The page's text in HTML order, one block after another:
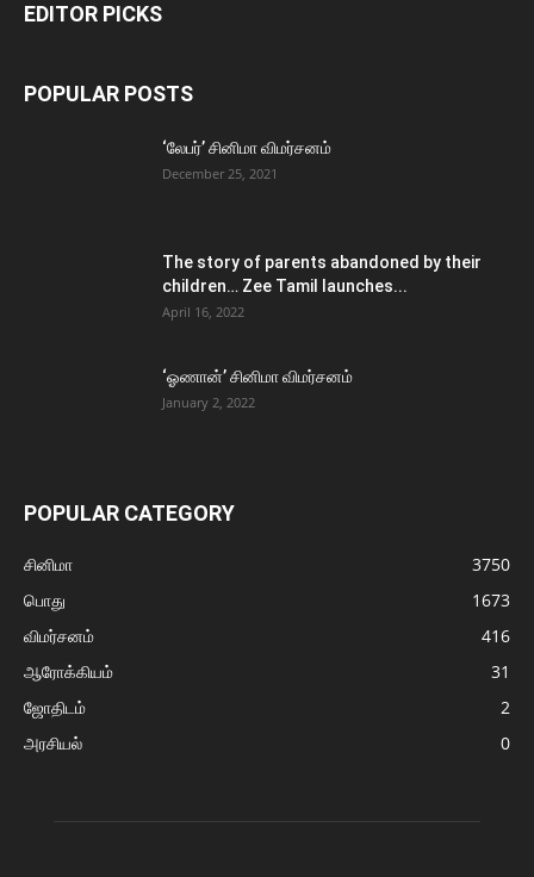
EDITOR PICKS
POPULAR POSTS
‘லேபர்’ சினிமா விமர்சனம்
December 25, 2021
The story of parents abandoned by their
children… Zee Tamil launches...
April 16, 2022
‘ஓணான்’ சினிமா விமர்சனம்
January 2, 2022
POPULAR CATEGORY
சினிமா
3750
பொது
1673
விமர்சனம்
416
ஆரோக்கியம்
31
ஜோதிடம்
2
அரசியல்
0